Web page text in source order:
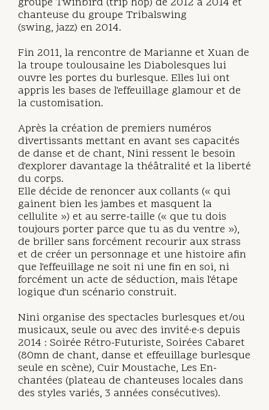
chanteuse du groupe Tribalswing
(swing, jazz) en 2014.
Fin 2011, la rencontre de Marianne et Xuan de
la troupe toulousaine les Diabolesques lui
ouvre les portes du burlesque. Elles lui ont
appris les bases de l'effeuillage glamour et de
la customisation.
Après la création de premiers numéros
divertissants mettant en avant ses capacités
de danse et de chant, Nini ressent le besoin
d'explorer davantage la théâtralité et la liberté
du corps.
Elle décide de renoncer aux collants (« qui
gainent bien les jambes et masquent la
cellulite ») et au serre-taille (« que tu dois
toujours porter parce que tu as du ventre »),
de briller sans forcément recourir aux strass
et de créer un personnage et une histoire afin
que l'effeuillage ne soit ni une fin en soi, ni
forcément un acte de séduction, mais l'étape
logique d'un scénario construit.
Nini organise des spectacles burlesques et/ou
musicaux, seule ou avec des invité·e·s depuis
2014 : Soirée Rétro-Futuriste, Soirées Cabaret
(80mn de chant, danse et effeuillage burlesque
seule en scène), Cuir Moustache, Les En-
chantées (plateau de chanteuses locales dans
des styles variés, 3 années consécutives).